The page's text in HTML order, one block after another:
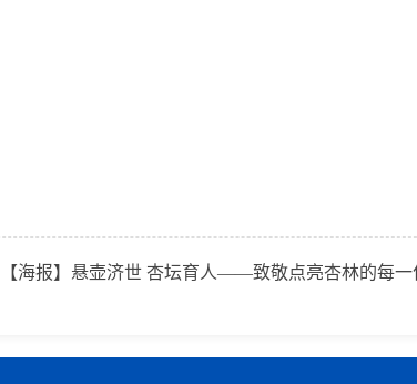
【海报】悬壶济世 杏坛育人——致敬点亮杏林的每一